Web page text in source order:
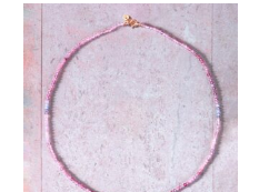
Zakres
cen:
od
129,00 zł
do
209,00 zł